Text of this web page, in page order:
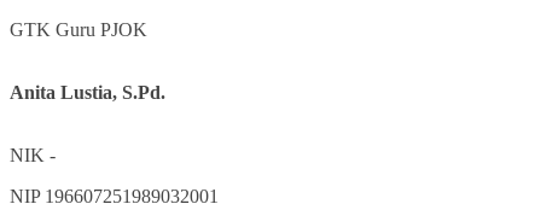
GTK Guru PJOK
Anita Lustia, S.Pd.
NIK -
NIP 196607251989032001